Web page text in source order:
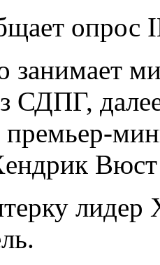
опрос
занимает
СДПГ,